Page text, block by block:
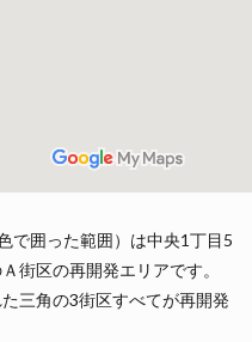
で囲った範囲）は中央1丁目5
街区の再開発エリアです。
三角の3街区すべてが再開発